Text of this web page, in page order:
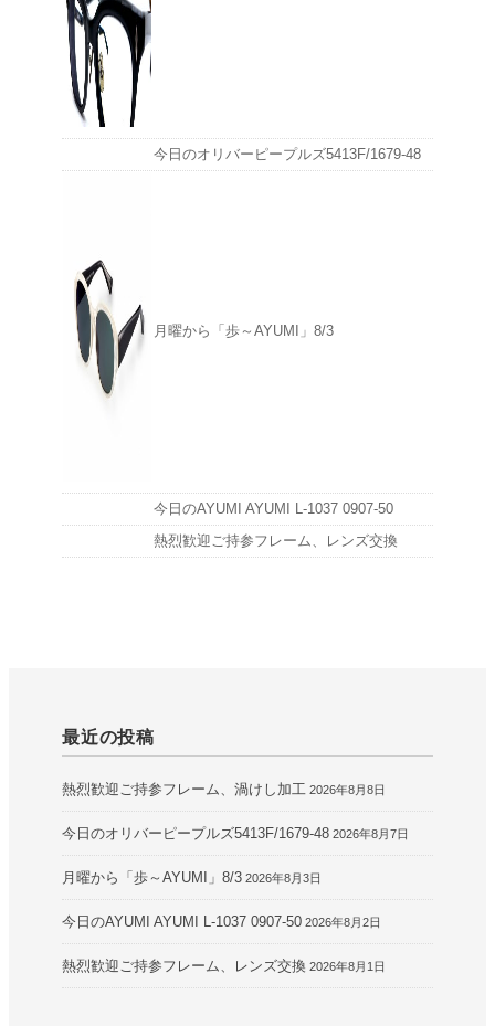
今日のオリバーピープルズ5413F/1679-48
月曜から「歩～AYUMI」8/3
今日のAYUMI AYUMI L-1037 0907-50
熱烈歓迎ご持参フレーム、レンズ交換
最近の投稿
熱烈歓迎ご持参フレーム、渦けし加工 2026年8月8日
今日のオリバーピープルズ5413F/1679-48 2026年8月7日
月曜から「歩～AYUMI」8/3 2026年8月3日
今日のAYUMI AYUMI L-1037 0907-50 2026年8月2日
熱烈歓迎ご持参フレーム、レンズ交換 2026年8月1日